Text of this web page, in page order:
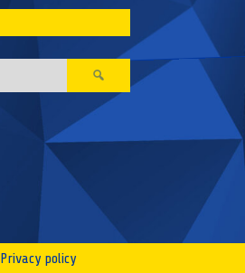
Ricerca
per:
Privacy policy